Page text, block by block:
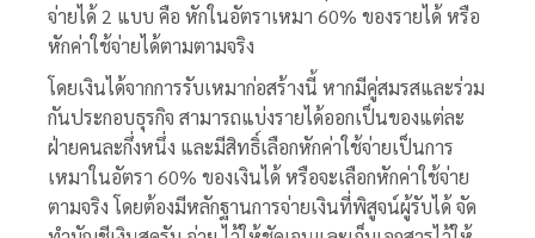
จ่ายได้ 2 แบบ คือ หักในอัตราเหมา 60% ของรายได้ หรือ
หักค่าใช้จ่ายได้ตามตามจริง
โดยเงินได้จากการรับเหมาก่อสร้างนี้ หากมีคู่สมรสและร่วม
กันประกอบธุรกิจ สามารถแบ่งรายได้ออกเป็นของแต่ละ
ฝ่ายคนละกึ่งหนึ่ง และมีสิทธิ์เลือกหักค่าใช้จ่ายเป็นการ
เหมาในอัตรา 60% ของเงินได้ หรือจะเลือกหักค่าใช้จ่าย
ตามจริง โดยต้องมีหลักฐานการจ่ายเงินที่พิสูจน์ผู้รับได้ จัด